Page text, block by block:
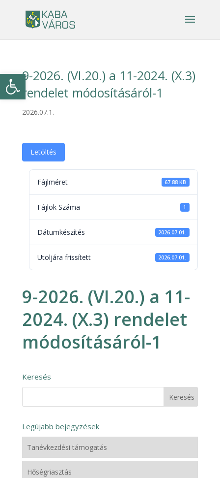
Eszköztár megnyitása
9-2026. (VI.20.) a 11-2024. (X.3)
rendelet módosításáról-1
2026.07.1.
Letöltés
Fájlméret 67.88 KB
Fájlok Száma 1
Dátumkészítés 2026.07.01.
Utoljára frissített 2026.07.01.
9-2026. (VI.20.) a 11-
2024. (X.3) rendelet
módosításáról-1
Keresés
Legújabb bejegyzések
Tanévkezdési támogatás
Hőségriasztás